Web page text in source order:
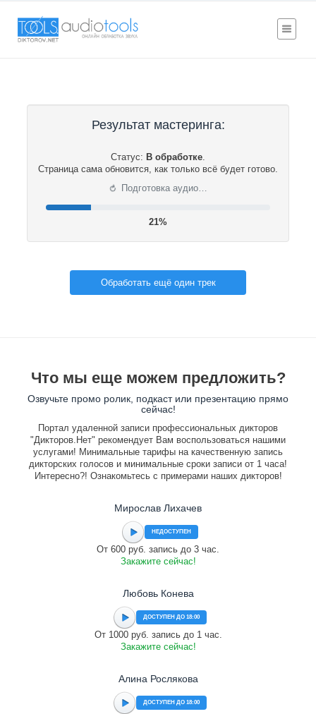
Результат мастеринга:
Статус: В обработке.
Страница сама обновится, как только всё будет готово.
⟳ Подготовка аудио…
21%
Обработать ещё один трек
Что мы еще можем предложить?
Озвучьте промо ролик, подкаст или презентацию прямо
сейчас!
Портал удаленной записи профессиональных дикторов
"Дикторов.Нет" рекомендует Вам воспользоваться нашими
услугами! Минимальные тарифы на качественную запись
дикторских голосов и минимальные сроки записи от 1 часа!
Интересно?! Ознакомьтесь с примерами наших дикторов!
Мирослав Лихачев
НЕДОСТУПЕН
От 600 руб. запись до 3 час.
Закажите сейчас!
Любовь Конева
ДОСТУПЕН ДО 18:00
От 1000 руб. запись до 1 час.
Закажите сейчас!
Алина Рослякова
ДОСТУПЕН ДО 18:00